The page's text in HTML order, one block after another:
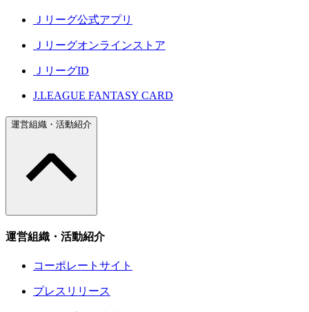
Ｊリーグ公式アプリ
Ｊリーグオンラインストア
ＪリーグID
J.LEAGUE FANTASY CARD
運営組織・活動紹介
運営組織・活動紹介
コーポレートサイト
プレスリリース